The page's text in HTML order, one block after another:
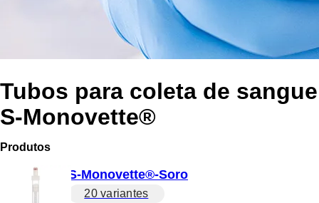
Tubos para coleta de sangue
S-Monovette®
Produtos
S-Monovette®-Soro
20 variantes